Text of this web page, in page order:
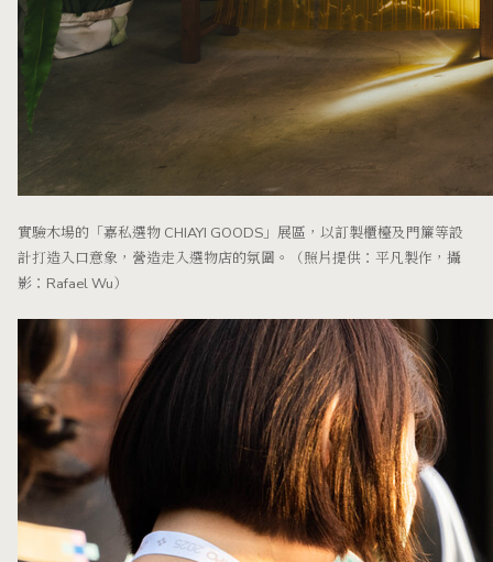
實驗木場的「嘉私選物 CHIAYI GOODS」展區，以訂製櫃檯及門簾等設
計打造入口意象，營造走入選物店的氛圍。（照片提供：平凡製作，攝
影：Rafael Wu）